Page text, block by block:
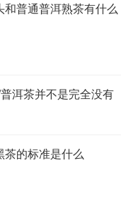
和普通普洱熟茶有什么
普洱茶并不是完全没有
茶的标准是什么